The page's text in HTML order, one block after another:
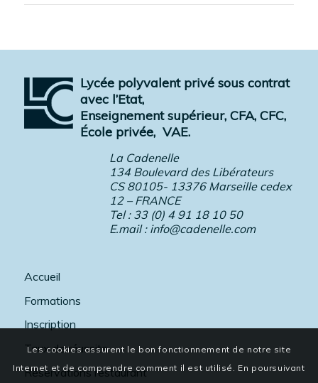
Lycée polyvalent privé sous contrat
avec l’Etat,
Enseignement supérieur, CFA, CFC,
École privée, VAE.
La Cadenelle
134 Boulevard des Libérateurs
CS 80105- 13376 Marseille cedex
12 – FRANCE
Tel : 33 (0) 4 91 18 10 50
E.mail : info@cadenelle.com
Accueil
Formations
Inscription
Taux de réussite
Réservations restaurant
Les cookies assurent le bon fonctionnement de notre site
Internet et de comprendre comment il est utilisé. En poursuivant